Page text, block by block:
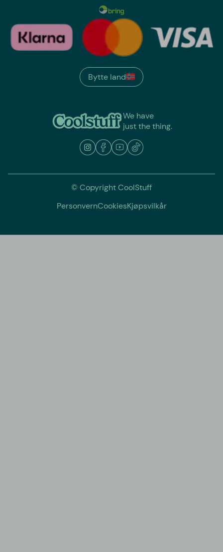
We have
just the thing.
Bytte land
© Copyright CoolStuff
PersonvernCookiesKjøpsvilkår